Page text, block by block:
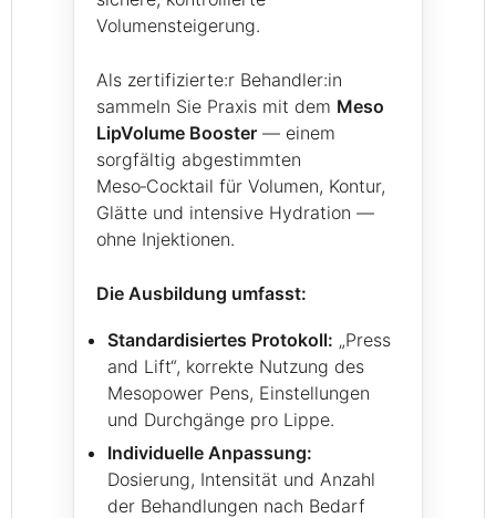
Volumensteigerung.
Als zertifizierte:r Behandler:in
sammeln Sie Praxis mit dem Meso
LipVolume Booster — einem
sorgfältig abgestimmten
Meso‑Cocktail für Volumen, Kontur,
Glätte und intensive Hydration —
ohne Injektionen.
Die Ausbildung umfasst:
Standardisiertes Protokoll: „Press
and Lift“, korrekte Nutzung des
Mesopower Pens, Einstellungen
und Durchgänge pro Lippe.
Individuelle Anpassung:
Dosierung, Intensität und Anzahl
der Behandlungen nach Bedarf